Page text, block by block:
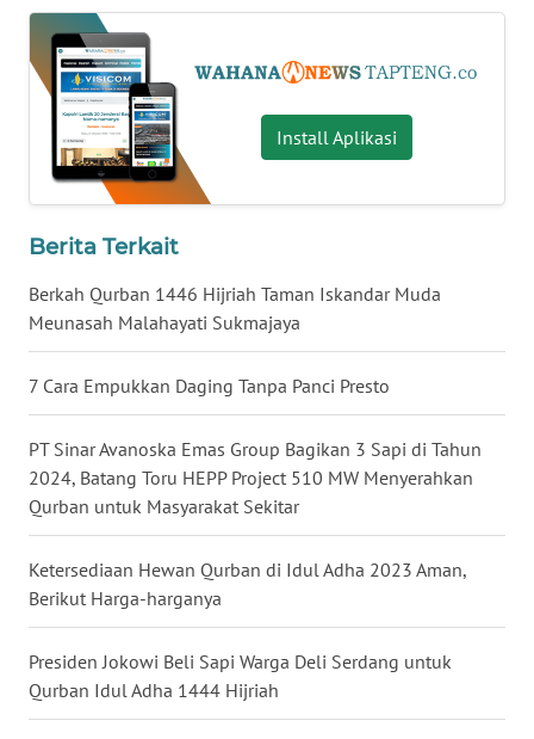
Install Aplikasi
Berita Terkait
Berkah Qurban 1446 Hijriah Taman Iskandar Muda
Meunasah Malahayati Sukmajaya
7 Cara Empukkan Daging Tanpa Panci Presto
PT Sinar Avanoska Emas Group Bagikan 3 Sapi di Tahun
2024, Batang Toru HEPP Project 510 MW Menyerahkan
Qurban untuk Masyarakat Sekitar
Ketersediaan Hewan Qurban di Idul Adha 2023 Aman,
Berikut Harga-harganya
Presiden Jokowi Beli Sapi Warga Deli Serdang untuk
Qurban Idul Adha 1444 Hijriah
WN
KALTARA
WN
KALSEL
KALTIM
WN
WN
SULUT
WN
MALUKU
WN
MALUT